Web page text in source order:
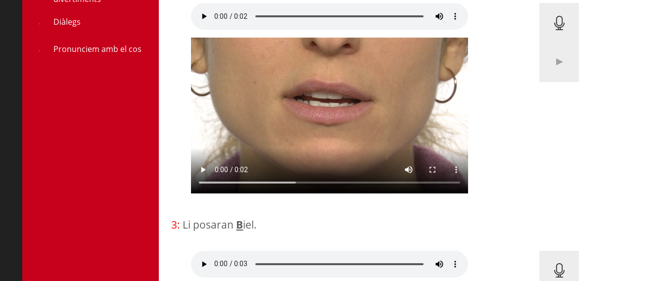
Diàlegs
Pronunciem amb el cos
3: Li posaran Biel.